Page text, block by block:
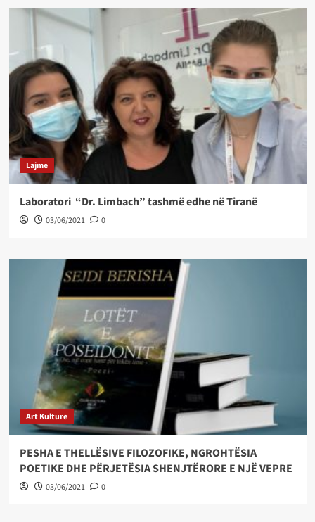
Lajme
Laboratori “Dr. Limbach” tashmë edhe në Tiranë
03/06/2021 0
Art Kulture
PESHA E THELLËSIVE FILOZOFIKE, NGROHTËSIA
POETIKE DHE PËRJETËSIA SHENJTËRORE E NJË VEPRE
03/06/2021 0